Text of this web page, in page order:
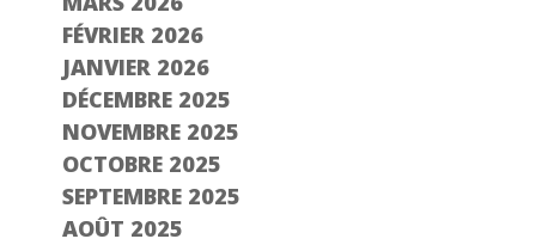
FÉVRIER 2026
JANVIER 2026
DÉCEMBRE 2025
NOVEMBRE 2025
OCTOBRE 2025
SEPTEMBRE 2025
AOÛT 2025